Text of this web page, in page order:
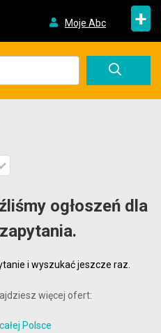
Moje Abc +
ogłoszeń dla
i wyszukać jeszcze raz.
więcej ofert:
Polsce